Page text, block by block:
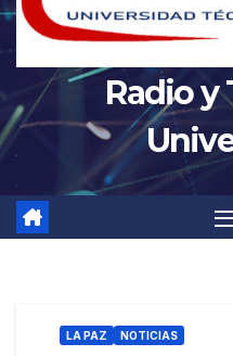
Radio y
LA PAZ NOTICIAS